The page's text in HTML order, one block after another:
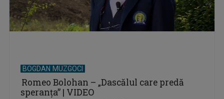
BOGDAN MUZGOCI
Romeo Bolohan – „Dascălul care predă
speranța” | VIDEO